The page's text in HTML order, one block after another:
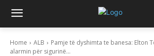
Home ALB
Pamje të dyshimta te banesa: Elton
alarmin për sigurinë...